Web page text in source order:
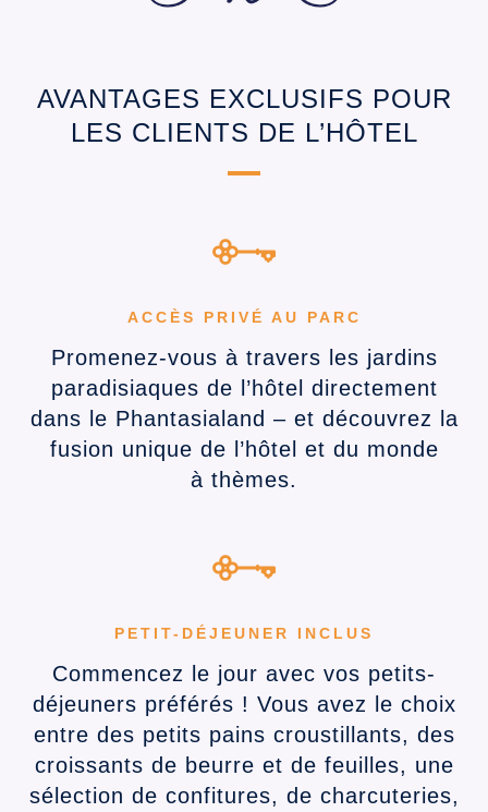
AVANTAGES EXCLUSIFS POUR
LES CLIENTS DE L’HÔTEL
ACCÈS PRIVÉ AU PARC
Promenez-vous à travers les jardins
paradisiaques de l’hôtel directement
dans le Phantasialand – et découvrez la
fusion unique de l’hôtel et du monde
à thèmes.
PETIT-DÉJEUNER INCLUS
Commencez le jour avec vos petits-
déjeuners préférés ! Vous avez le choix
entre des petits pains croustillants, des
croissants de beurre et de feuilles, une
sélection de confitures, de charcuteries,